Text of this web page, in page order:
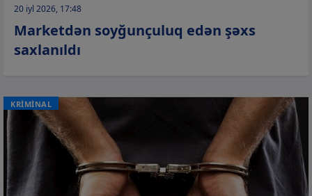
20 iyl 2026, 17:48
Marketdən soyğunçuluq edən şəxs
saxlanıldı
KRİMİNAL